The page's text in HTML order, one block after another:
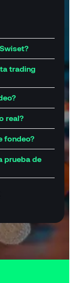
trading
real?
fondeo?
prueba de